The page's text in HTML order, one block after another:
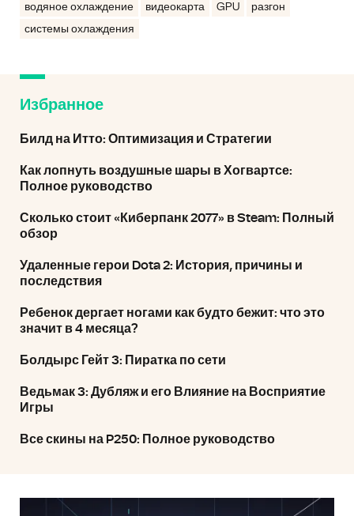
водяное охлаждение видеокарта GPU
разгон
системы охлаждения
Избранное
Билд на Итто: Оптимизация и Стратегии
Как лопнуть воздушные шары в Хогвартсе:
Полное руководство
Сколько стоит «Киберпанк 2077» в Steam: Полный
обзор
Удаленные герои Dota 2: История, причины и
последствия
Ребенок дергает ногами как будто бежит: что это
значит в 4 месяца?
Болдырс Гейт 3: Пиратка по сети
Ведьмак 3: Дубляж и его Влияние на Восприятие
Игры
Все скины на P250: Полное руководство